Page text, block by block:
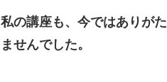
私の講座も、今ではありが
ませんでした。